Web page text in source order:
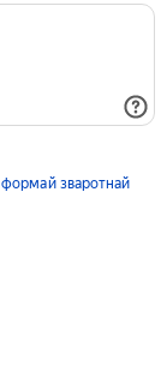
формай зваротнай